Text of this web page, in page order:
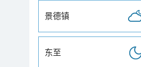
景德镇
东至